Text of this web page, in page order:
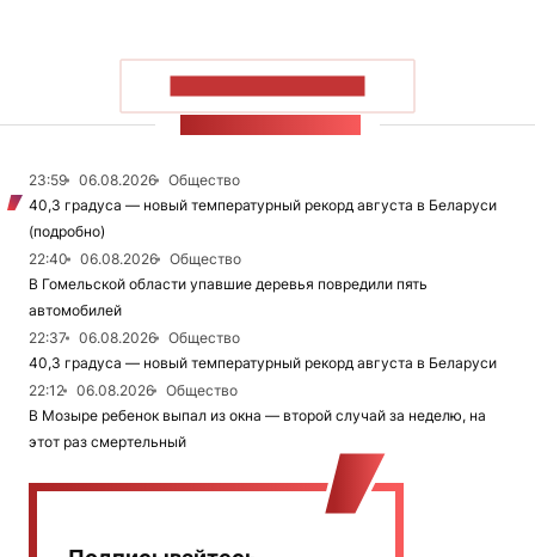
23:59 06.08.2026
Общество
40,3 градуса — новый температурный рекорд августа в Беларуси
(подробно)
22:40
06.08.2026
Общество
В Гомельской области упавшие деревья повредили пять
автомобилей
22:37
06.08.2026
Общество
40,3 градуса — новый температурный рекорд августа в Беларуси
22:12
06.08.2026
Общество
В Мозыре ребенок выпал из окна — второй случай за неделю, на
этот раз смертельный